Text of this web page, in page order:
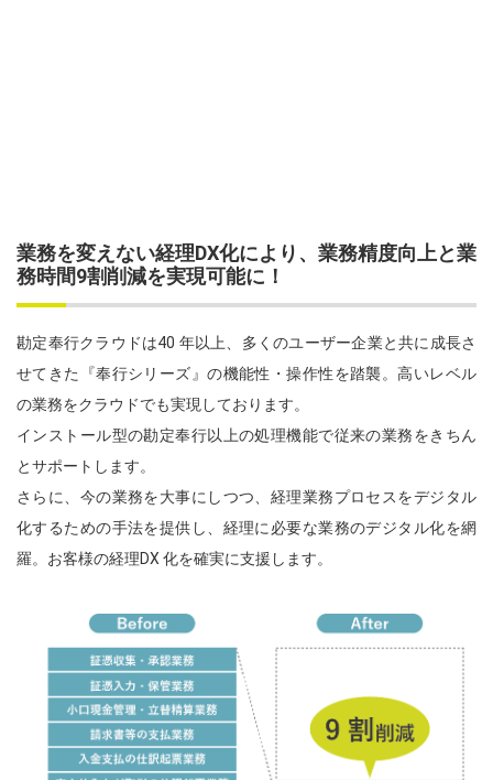
業務を変えない経理DX化により、業務精度向上と業
務時間9割削減を実現可能に！
勘定奉行クラウドは40 年以上、多くのユーザー企業と共に成長さ
せてきた『奉行シリーズ』の機能性・操作性を踏襲。高いレベル
の業務をクラウドでも実現しております。
インストール型の勘定奉行以上の処理機能で従来の業務をきちん
とサポートします。
さらに、今の業務を大事にしつつ、経理業務プロセスをデジタル
化するための手法を提供し、経理に必要な業務のデジタル化を網
羅。お客様の経理DX 化を確実に支援します。